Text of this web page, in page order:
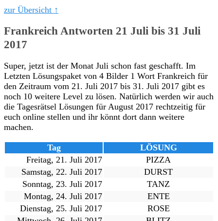
zur Übersicht ↑
Frankreich Antworten 21 Juli bis 31 Juli
2017
Super, jetzt ist der Monat Juli schon fast geschafft. Im
Letzten Lösungspaket von 4 Bilder 1 Wort Frankreich für
den Zeitraum vom 21. Juli 2017 bis 31. Juli 2017 gibt es
noch 10 weitere Level zu lösen. Natürlich werden wir auch
die Tagesrätsel Lösungen für August 2017 rechtzeitig für
euch online stellen und ihr könnt dort dann weitere
machen.
Tag
LÖSUNG
Freitag, 21. Juli 2017
PIZZA
Samstag, 22. Juli 2017
DURST
Sonntag, 23. Juli 2017
TANZ
Montag, 24. Juli 2017
ENTE
Dienstag, 25. Juli 2017
ROSE